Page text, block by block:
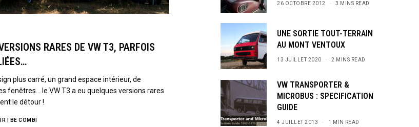
I would like to receive news and special offers.
RARES DE VW T3, PARFOIS
plus carré, un grand espace intérieur, de
fenêtres… le VW T3 a eu quelques versions rares
le détour !
| BE COMBI
26 OCTOBRE 2012 3 MINS READ
UNE SORTIE TOUT-TERRAIN
AU MONT VENTOUX
13 JUILLET 2020 2 MINS READ
VW TRANSPORTER &
MICROBUS : SPECIFICATION
GUIDE
4 JUILLET 2013 1 MIN READ